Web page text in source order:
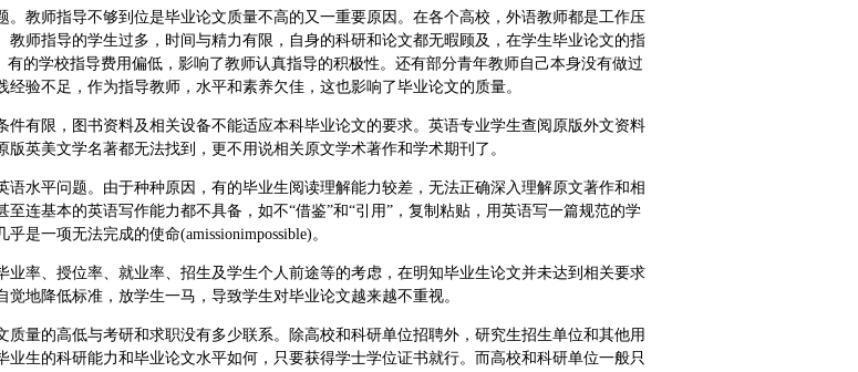
。教师指导不够到位是毕业论文质量不高的又一重要原因。在各个高校，外语教师都是工作压
教师指导的学生过多，时间与精力有限，自身的科研和论文都无暇顾及，在学生毕业论文的指
有的学校指导费用偏低，影响了教师认真指导的积极性。还有部分青年教师自己本身没有做过
经验不足，作为指导教师，水平和素养欠佳，这也影响了毕业论文的质量。
件有限，图书资料及相关设备不能适应本科毕业论文的要求。英语专业学生查阅原版外文资料
版英美文学名著都无法找到，更不用说相关原文学术著作和学术期刊了。
语水平问题。由于种种原因，有的毕业生阅读理解能力较差，无法正确深入理解原文著作和相
至连基本的英语写作能力都不具备，如不“借鉴”和“引用”，复制粘贴，用英语写一篇规范的学
是一项无法完成的使命(amissionimpossible)。
业率、授位率、就业率、招生及学生个人前途等的考虑，在明知毕业生论文并未达到相关要求
觉地降低标准，放学生一马，导致学生对毕业论文越来越不重视。
质量的高低与考研和求职没有多少联系。除高校和科研单位招聘外，研究生招生单位和其他用
业生的科研能力和毕业论文水平如何，只要获得学士学位证书就行。而高校和科研单位一般只